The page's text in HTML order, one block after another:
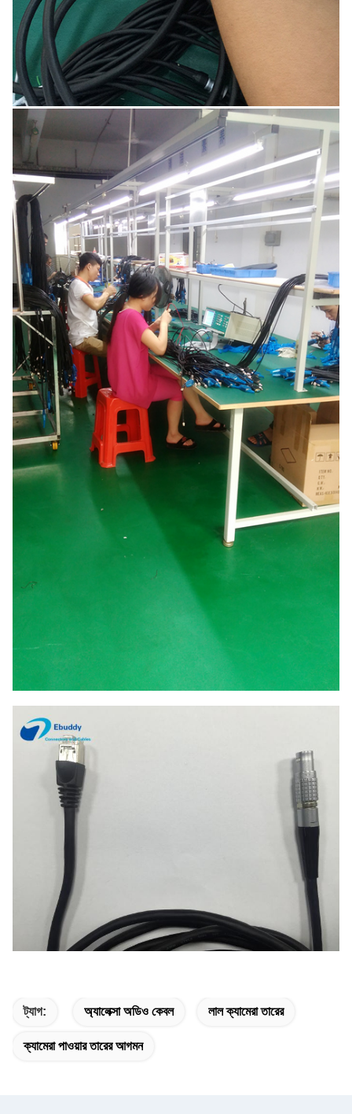
ট্যাগ: অ্যালেক্সা অডিও কেবল লাল ক্যামেরা তারের
ক্যামেরা পাওয়ার তারের আগমন